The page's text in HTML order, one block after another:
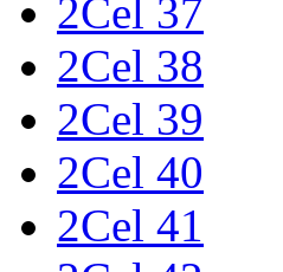
2Cel 37
2Cel 38
2Cel 39
2Cel 40
2Cel 41